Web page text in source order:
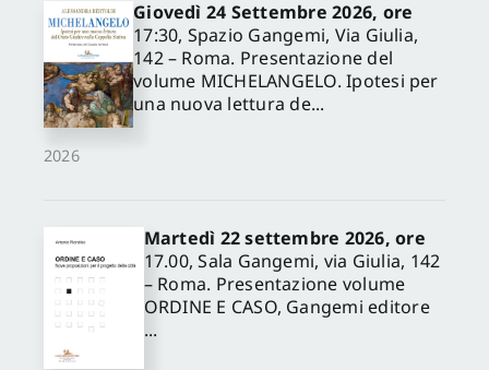
2026
Giovedì 24 Settembre 2026, ore
17:30, Spazio Gangemi, Via Giulia,
142 – Roma. Presentazione del
volume MICHELANGELO. Ipotesi per
una nuova lettura de...
Martedì 22 settembre 2026, ore
17.00, Sala Gangemi, via Giulia, 142
– Roma. Presentazione volume
ORDINE E CASO, Gangemi editore
...